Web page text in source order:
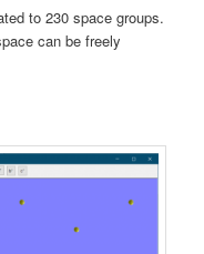
to 230 space groups.
can be freely